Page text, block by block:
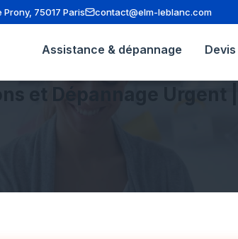
Prony, 75017 Paris contact@elm-leblanc.com
Assistance & dépannage